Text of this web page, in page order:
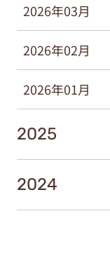
2026年03月
2026年02月
2026年01月
2025
2024